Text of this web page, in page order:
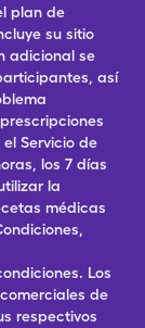
plan de
su sitio
adicional se
así
Servicio de
los 7 días
la
médicas
Los
de
respectivos